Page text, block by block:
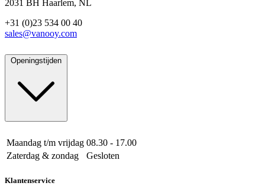
2031 BH Haarlem, NL
+31 (0)23 534 00 40
sales@vanooy.com
Openingstijden
Maandag t/m vrijdag 08.30 - 17.00
Zaterdag & zondag
Gesloten
Klantenservice